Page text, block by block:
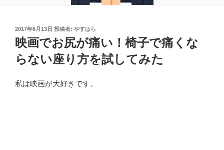
投
稿
日:
2017年8月13日 投稿者: やすはら
映画でお尻が痛い！椅子で痛くな
らない座り方を試してみた
私は映画が大好きです。